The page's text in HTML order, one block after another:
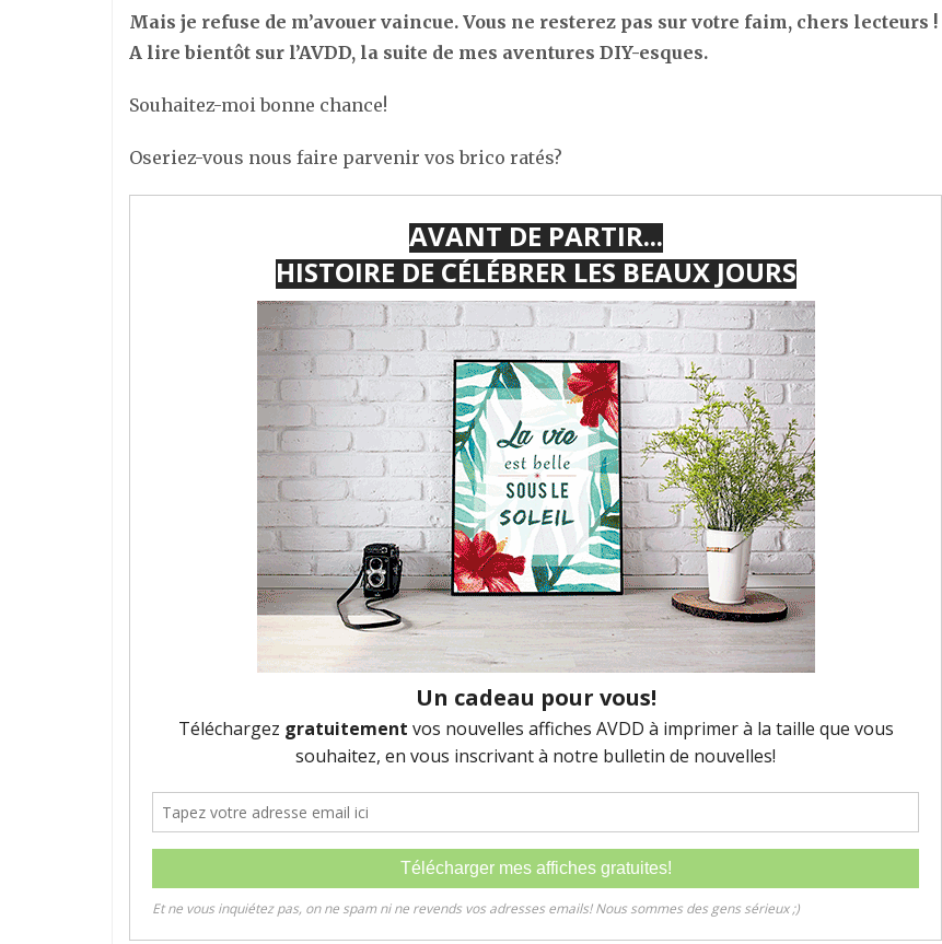
Mais je refuse de m’avouer vaincue. Vous ne resterez pas sur votre faim, chers lecteurs !
A lire bientôt sur l’AVDD, la suite de mes aventures DIY-esques.
Souhaitez-moi bonne chance!
Oseriez-vous nous faire parvenir vos brico ratés?